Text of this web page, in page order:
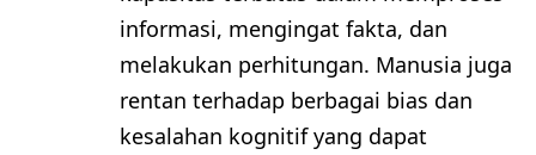
informasi, mengingat fakta, dan
melakukan perhitungan. Manusia juga
rentan terhadap berbagai bias dan
kesalahan kognitif yang dapat